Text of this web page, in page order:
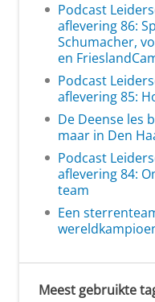
Podcast
aflevering 86:
Schumacher,
en
Podcast
aflevering 85:
De Deense les
maar in Den
Podcast
aflevering 84:
team
Een
Meest gebruikte